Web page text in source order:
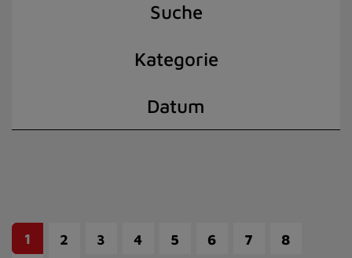
Suche
Kategorie
Datum
1 2 3 4 5 6 7
8